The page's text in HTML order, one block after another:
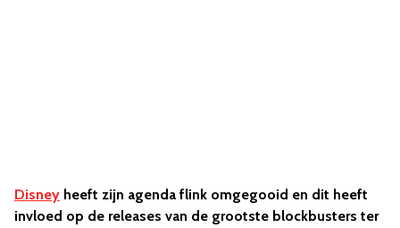
Disney heeft zijn agenda flink omgegooid en dit heeft
invloed op de releases van de grootste blockbusters ter